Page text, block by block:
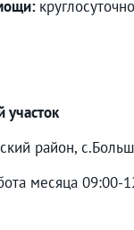
участок
район,
месяца